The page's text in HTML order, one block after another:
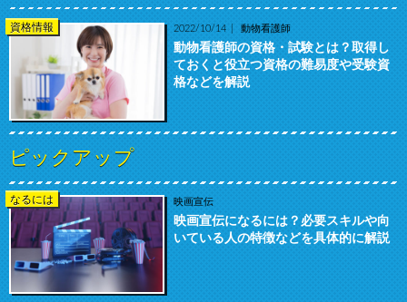
資格情報 2022/10/14 動物看護師
動物看護師の資格・試験とは？取得し
ておくと役立つ資格の難易度や受験資
格などを解説
ピックアップ
なるには 映画宣伝
映画宣伝になるには？必要スキルや向
いている人の特徴などを具体的に解説